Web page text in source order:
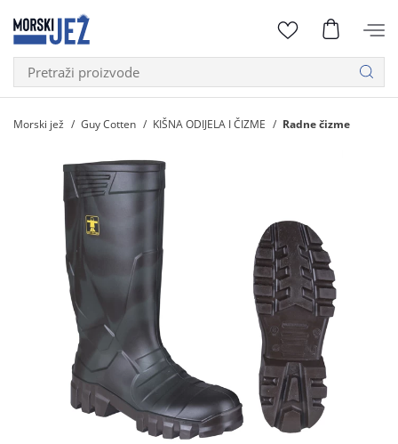
Morski jež Guy Cotten KIŠNA ODIJELA I ČIZME Radne čizme